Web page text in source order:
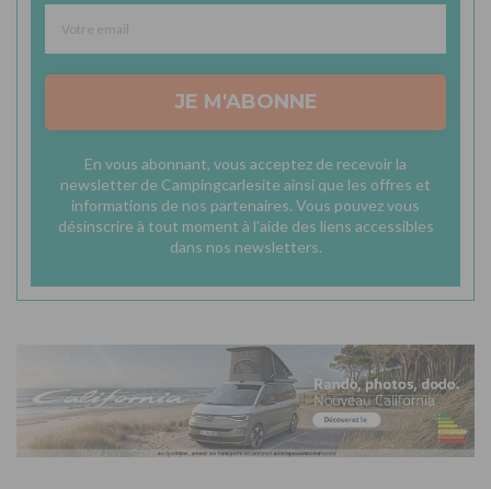
JE M'ABONNE
En vous abonnant, vous acceptez de recevoir la
newsletter de Campingcarlesite ainsi que les offres et
informations de nos partenaires. Vous pouvez vous
désinscrire à tout moment à l'aide des liens accessibles
dans nos newsletters.